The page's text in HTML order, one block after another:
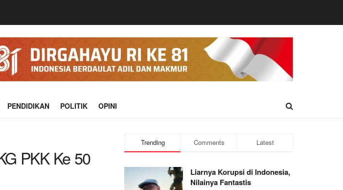
PENDIDIKAN POLITIK OPINI
PKK Ke 50
Trending Comments Latest
Liarnya Korupsi di Indonesia,
Nilainya Fantastis